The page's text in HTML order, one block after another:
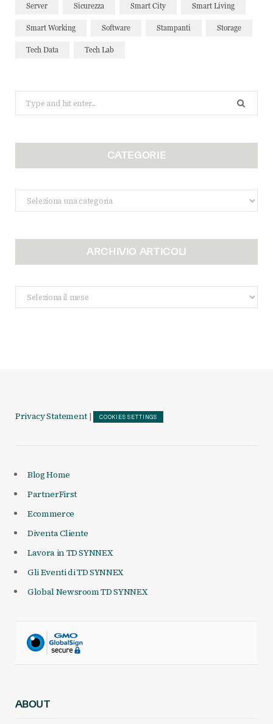
Server Sicurezza Smart City Smart Living
Smart Working Software Stampanti Storage
Tech Data Tech Lab
for:
CATEGORIE
Categorie
ARCHIVIO ARTICOLI
Archivio
Articoli
Privacy Statement | COOKIES SETTINGS
Blog Home
PartnerFirst
Ecommerce
Diventa Cliente
Lavora in TD SYNNEX
Gli Eventi di TD SYNNEX
Global Newsroom TD SYNNEX
ABOUT